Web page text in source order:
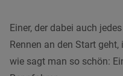
Einer, der dabei auch
Rennen an den Start geht,
wie sagt man so schön: